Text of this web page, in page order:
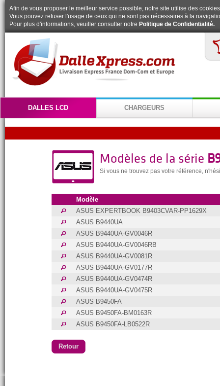
Afin de vous proposer le meilleur service possible, notre site utilise des
Vous pouvez refuser l'usage de ceux qui ne sont pas nécessaires à la
Pour plus d'informations, veuiller consulter notre Politique de Confidentialité.
DALLES LCD CHARGEURS
Modèles de la série
Si vous ne trouvez pas votre référence,
Modèle
ASUS EXPERTBOOK B9403CVAR-PP1629X
ASUS B9440UA
ASUS B9440UA-GV0046R
ASUS B9440UA-GV0046RB
ASUS B9440UA-GV0081R
ASUS B9440UA-GV0177R
ASUS B9440UA-GV0474R
ASUS B9440UA-GV0475R
ASUS B9450FA
ASUS B9450FA-BM0163R
ASUS B9450FA-LB0522R
Retour